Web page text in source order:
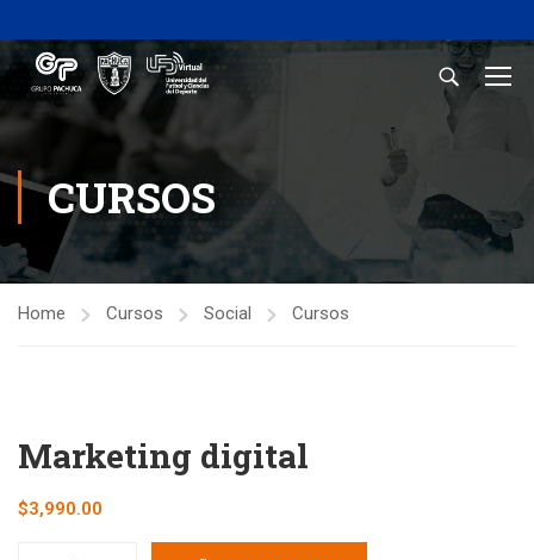
CURSOS
Home Cursos Social Cursos
Marketing digital
$3,990.00